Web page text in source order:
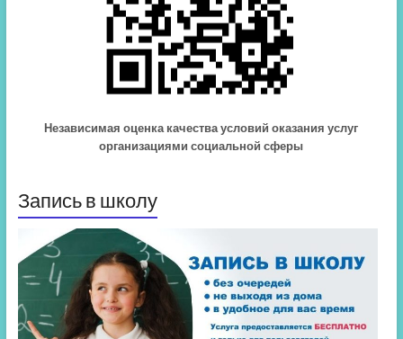
Независимая оценка качества условий оказания услуг
организациями социальной сферы
Запись в школу